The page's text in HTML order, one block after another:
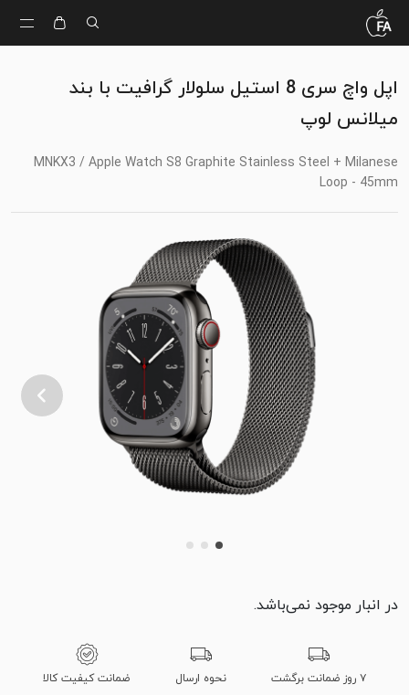
اپل واچ سری 8 استیل سلولار گرافیت با بند
میلانس لوپ
MNKX3 / Apple Watch S8 Graphite Stainless Steel + Milanese
Loop - 45mm
در انبار موجود نمی‌باشد.
۷ روز ضمانت برگشت نحوه ارسال ضمانت کیفیت کالا